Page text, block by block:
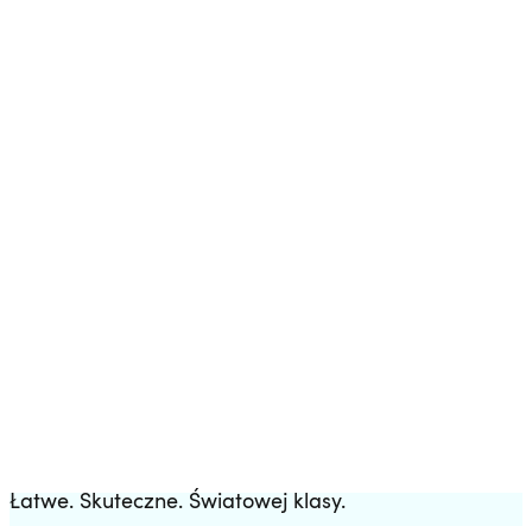
Łatwe. Skuteczne. Światowej klasy.